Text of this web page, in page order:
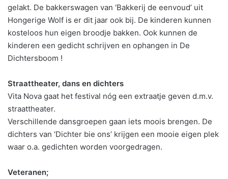
gelakt. De bakkerswagen van ‘Bakkerij de eenvoud’ uit
Hongerige Wolf is er dit jaar ook bij. De kinderen kunnen
kosteloos hun eigen broodje bakken. Ook kunnen de
kinderen een gedicht schrijven en ophangen in De
Dichtersboom !
Straattheater, dans en dichters
Vita Nova gaat het festival nóg een extraatje geven d.m.v.
straattheater.
Verschillende dansgroepen gaan iets moois brengen. De
dichters van ‘Dichter bie ons’ krijgen een mooie eigen plek
waar o.a. gedichten worden voorgedragen.
Veteranen;